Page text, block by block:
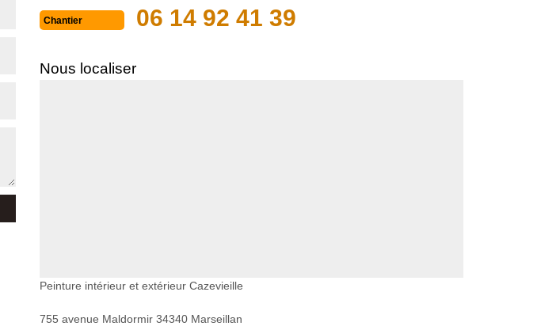
Chantier 06 14 92 41 39
Nous localiser
Peinture intérieur et extérieur Cazevieille
755 avenue Maldormir 34340 Marseillan